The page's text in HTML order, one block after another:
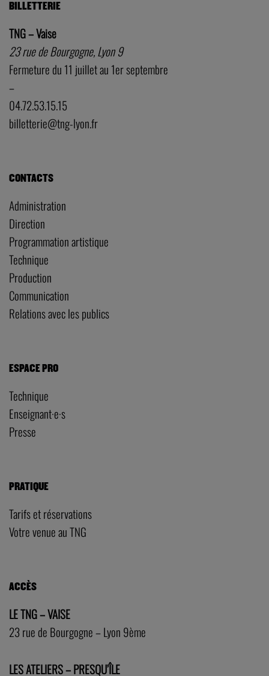
BILLETTERIE
TNG – Vaise
23 rue de Bourgogne, Lyon 9
Fermeture du 11 juillet au 1er septembre
–
04.72.53.15.15
billetterie@tng-lyon.fr
CONTACTS
Administration
Direction
Programmation artistique
Technique
Production
Communication
Relations avec les publics
ESPACE PRO
Technique
Enseignant·e·s
Presse
PRATIQUE
Tarifs et réservations
Votre venue au TNG
ACCÈS
LE TNG – VAISE
23 rue de Bourgogne – Lyon 9ème
LES ATELIERS – PRESQU’ÎLE